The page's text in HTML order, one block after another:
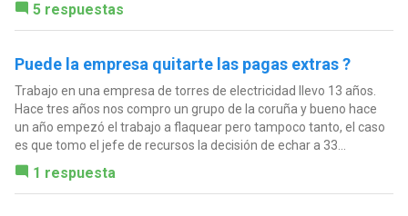
5 respuestas
Puede la empresa quitarte las pagas extras ?
Trabajo en una empresa de torres de electricidad llevo 13 años.
Hace tres años nos compro un grupo de la coruña y bueno hace
un año empezó el trabajo a flaquear pero tampoco tanto, el caso
es que tomo el jefe de recursos la decisión de echar a 33...
1 respuesta